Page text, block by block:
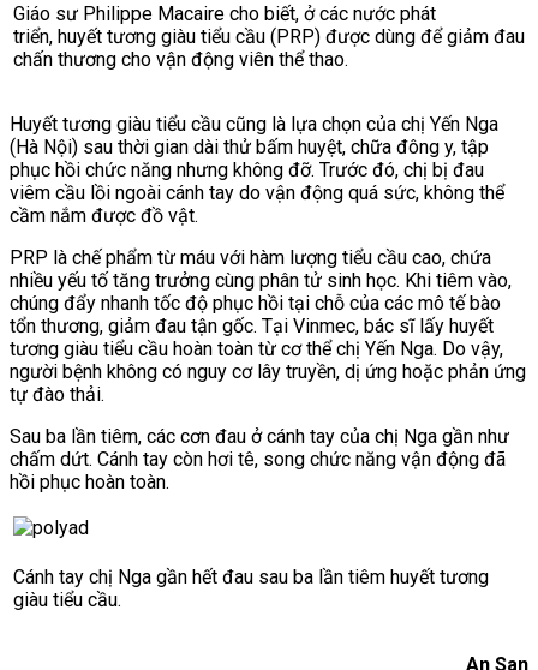
Giáo sư Philippe Macaire cho biết, ở các nước phát
triển, huyết tương giàu tiểu cầu (PRP) được dùng để giảm đau
chấn thương cho vận động viên thể thao.
Huyết tương giàu tiểu cầu cũng là lựa chọn của chị Yến Nga
(Hà Nội) sau thời gian dài thử bấm huyệt, chữa đông y, tập
phục hồi chức năng nhưng không đỡ. Trước đó, chị bị đau
viêm cầu lồi ngoài cánh tay do vận động quá sức, không thể
cầm nắm được đồ vật.
​PRP là chế phẩm từ máu với hàm lượng tiểu cầu cao, chứa
nhiều yếu tố tăng trưởng cùng phân tử sinh học. Khi tiêm vào,
chúng đẩy nhanh tốc độ phục hồi tại chỗ của các mô tế bào
tổn thương, giảm đau tận gốc. Tại Vinmec, bác sĩ lấy huyết
tương giàu tiểu cầu hoàn toàn từ cơ thể chị Yến Nga. Do vậy,
người bệnh không có nguy cơ lây truyền, dị ứng hoặc phản ứng
tự đào thải.
Sau ba lần tiêm, các cơn đau ở cánh tay của chị Nga gần như
chấm dứt. Cánh tay còn hơi tê, song chức năng vận động đã
hồi phục hoàn toàn.
Cánh tay chị Nga gần hết đau sau ba lần tiêm huyết tương
giàu tiểu cầu.
An San